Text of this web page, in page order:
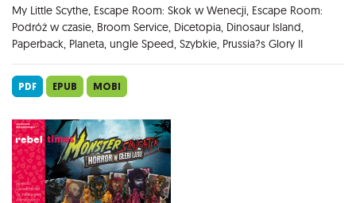
My Little Scythe, Escape Room: Skok w Wenecji, Escape Room:
Podróż w czasie, Broom Service, Dicetopia, Dinosaur Island,
Paperback, Planeta, ungle Speed, Szybkie, Prussia?s Glory II
PDF EPUB MOBI